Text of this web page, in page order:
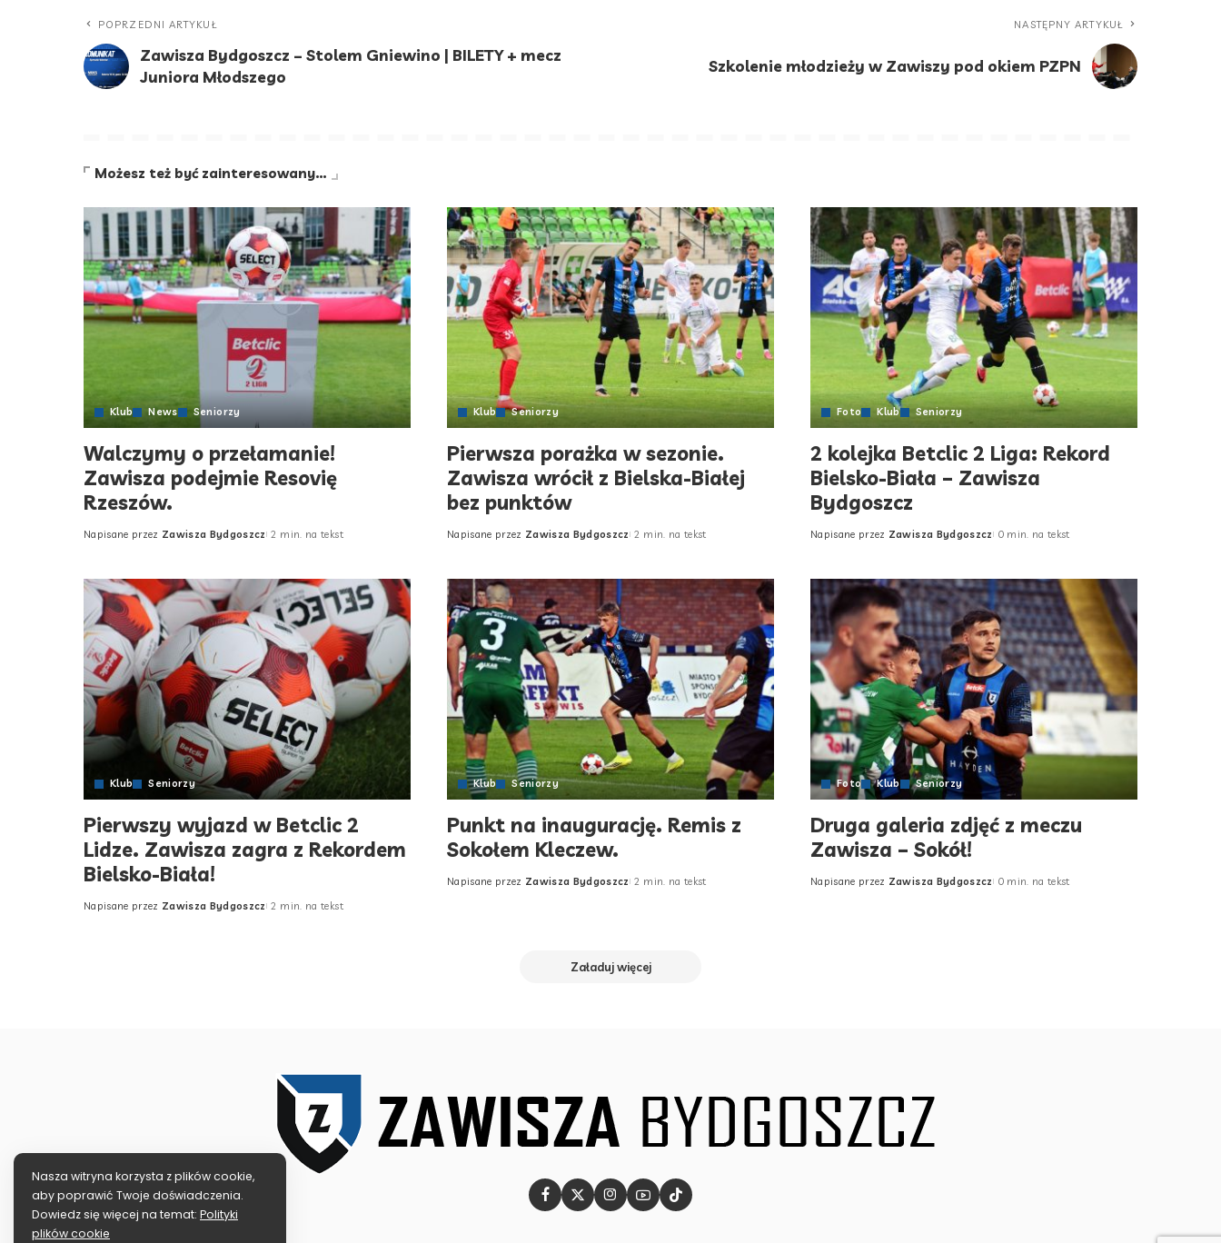
POPRZEDNI ARTYKUŁ
Zawisza Bydgoszcz – Stolem Gniewino | BILETY + mecz
Juniora Młodszego
NASTĘPNY ARTYKUŁ
Szkolenie młodzieży w Zawiszy pod okiem PZPN
Możesz też być zainteresowany…
Klub News Seniorzy
Walczymy o przełamanie!
Zawisza podejmie Resovię
Rzeszów.
Posted
Napisane przez Zawisza Bydgoszcz 2 min. na tekst
Klub Seniorzy
Pierwsza porażka w sezonie.
Zawisza wrócił z Bielska-Białej
bez punktów
Posted
Napisane przez Zawisza Bydgoszcz 2 min. na tekst
Foto Klub Seniorzy
2 kolejka Betclic 2 Liga: Rekord
Bielsko-Biała – Zawisza
Bydgoszcz
Posted
Napisane przez Zawisza Bydgoszcz 0 min. na tekst
Klub Seniorzy
Pierwszy wyjazd w Betclic 2
Lidze. Zawisza zagra z Rekordem
Bielsko-Biała!
Posted
Napisane przez Zawisza Bydgoszcz 2 min. na tekst
Klub Seniorzy
Punkt na inaugurację. Remis z
Sokołem Kleczew.
Posted
Napisane przez Zawisza Bydgoszcz 2 min. na tekst
Foto Klub Seniorzy
Druga galeria zdjęć z meczu
Zawisza – Sokół!
Posted
Napisane przez Zawisza Bydgoszcz 0 min. na tekst
Załaduj więcej
Nasza witryna korzysta z plików cookie,
aby poprawić Twoje doświadczenia.
Dowiedz się więcej na temat: Polityki
plików cookie